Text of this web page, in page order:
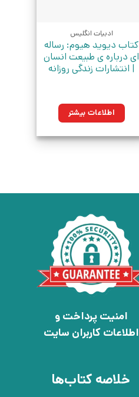
ادبیات انگلیس
کتاب دیوید هیوم: رساله
ای درباره ی طبیعت انسان
| انتشارات زندگی روزانه
اطلاعات بیشتر
امنیت پرداخت و
اطلاعات کاربران سایت
خلاصه کتاب‌ها